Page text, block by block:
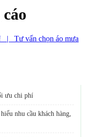
| Tư vấn chọn áo mưa
ưu chi phí
nhu cầu khách hàng,